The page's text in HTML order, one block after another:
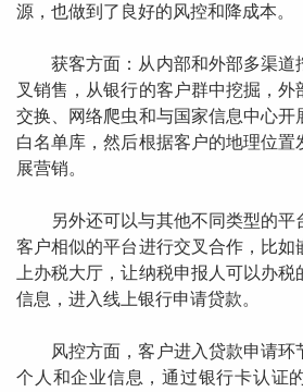
源，也做到了良好的风控和降成本。
获客方面：从内部和外部多渠道
叉销售，从银行的客户群中挖掘，
交换、网络爬虫和与国家信息中心开
白名单库，然后根据客户的地理位
展营销。
另外还可以与其他不同类型的
客户相似的平台进行交叉合作，比如
上办税大厅，让纳税申报人可以办
信息，进入线上银行申请贷款。
风控方面，客户进入贷款申请环
个人和企业信息，通过银行卡认证